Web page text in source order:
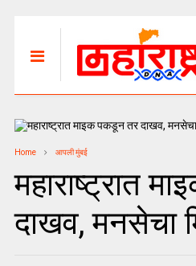
Home आपली मुंबई
महाराष्ट्रात
दाखव, मनसेचा